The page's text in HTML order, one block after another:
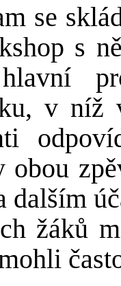
se
s
v níž
obou
dalším
žáků